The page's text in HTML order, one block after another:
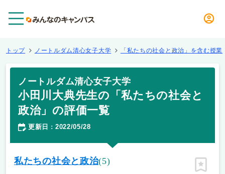
トップ ノートルダム清心女子大学 「私たちの社会と政治」を含む授業
ノートルダム清心女子大学
小田川大典先生の「私たちの社会と
政治」の評価一覧
更新日 ： 2022/05/28
私たちの社会と政治(5)
ピン留